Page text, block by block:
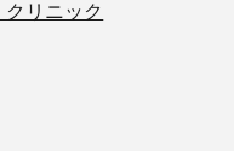
クリニック